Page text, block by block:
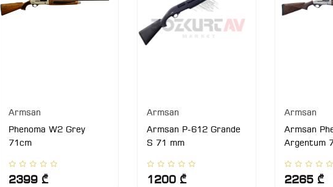
Armsan
Phenoma W2 Grey
71cm
2399 ₾
Armsan
Armsan P-612 Grande
S 71 mm
1200 ₾
Armsan
Armsan
Argentum
2265 ₾